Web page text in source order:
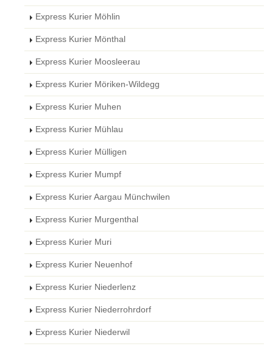
Express Kurier Möhlin
Express Kurier Mönthal
Express Kurier Moosleerau
Express Kurier Möriken-Wildegg
Express Kurier Muhen
Express Kurier Mühlau
Express Kurier Mülligen
Express Kurier Mumpf
Express Kurier Aargau Münchwilen
Express Kurier Murgenthal
Express Kurier Muri
Express Kurier Neuenhof
Express Kurier Niederlenz
Express Kurier Niederrohrdorf
Express Kurier Niederwil